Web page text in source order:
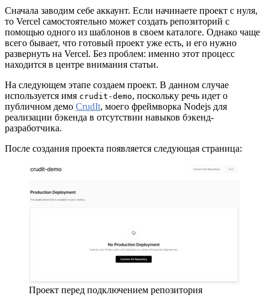
Сначала заводим себе аккаунт. Если начинаете проект с нуля,
то Vercel самостоятельно может создать репозиторий с
помощью одного из шаблонов в своем каталоге. Однако чаще
всего бывает, что готовый проект уже есть, и его нужно
развернуть на Vercel. Без проблем: именно этот процесс
находится в центре внимания статьи.
На следующем этапе создаем проект. В данном случае
используется имя crudit-demo, поскольку речь идет о
публичном демо CrudIt, моего фреймворка Nodejs для
реализации бэкенда в отсутствии навыков бэкенд-
разработчика.
После создания проекта появляется следующая страница:
Проект перед подключением репозитория